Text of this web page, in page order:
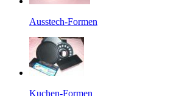
Ausstech-Formen
Kuchen-Formen